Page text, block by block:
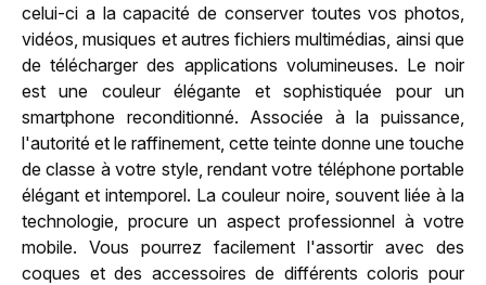
celui-ci a la capacité de conserver toutes vos photos,
vidéos, musiques et autres fichiers multimédias, ainsi que
de télécharger des applications volumineuses. Le noir
est une couleur élégante et sophistiquée pour un
smartphone reconditionné. Associée à la puissance,
l'autorité et le raffinement, cette teinte donne une touche
de classe à votre style, rendant votre téléphone portable
élégant et intemporel. La couleur noire, souvent liée à la
technologie, procure un aspect professionnel à votre
mobile. Vous pourrez facilement l'assortir avec des
coques et des accessoires de différents coloris pour